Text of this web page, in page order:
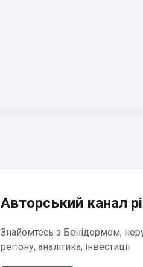
Авторський канал
Знайомтесь з Бенідормом,
регіону, аналітика, інвестиції